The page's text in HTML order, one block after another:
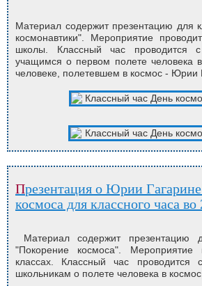
Материал содержит презентацию для
космонавтики". Мероприятие
школы. Классный час проводится
учащимся о первом полете человека
человеке, полетевшем в космос - Юрии
Презентация о Юрии Гагарине - Покорение
космоса для классного часа во
Материал содержит презентацию
"Покорение космоса". Мероприятие
классах. Классный час проводится
школьникам о полете человека в